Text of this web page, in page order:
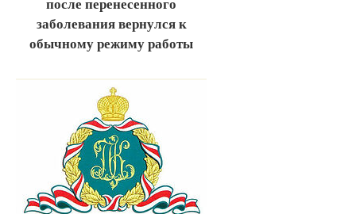
заболевания вернулся к
обычному режиму работы